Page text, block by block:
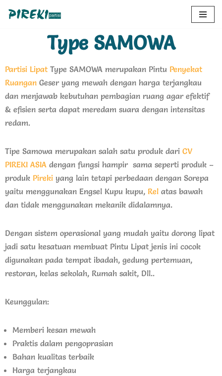
Type SAMOWA
Partisi Lipat Type SAMOWA merupakan Pintu Penyekat
Ruangan Geser yang mewah dengan harga terjangkau
dan menjawab kebutuhan pembagian ruang agar efektif
& efisien serta dapat meredam suara dengan intensitas
redam.
Tipe Samowa merupakan salah satu produk dari CV
PIREKI ASIA dengan fungsi hampir sama seperti produk –
produk Pireki yang lain tetapi perbedaan dengan Sorepa
yaitu menggunakan Engsel Kupu kupu, Rel atas bawah
dan tidak menggunakan mekanik didalamnya.
Dengan sistem operasional yang mudah yaitu dorong lipat
jadi satu kesatuan membuat Pintu Lipat jenis ini cocok
digunakan pada tempat ibadah, gedung pertemuan,
restoran, kelas sekolah, Rumah sakit, Dll..
Keunggulan:
Memberi kesan mewah
Praktis dalam pengoprasian
Bahan kualitas terbaik
Harga terjangkau